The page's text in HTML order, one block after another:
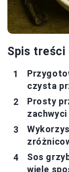
Spis treści
czysta
Prosty
Sos
wiele